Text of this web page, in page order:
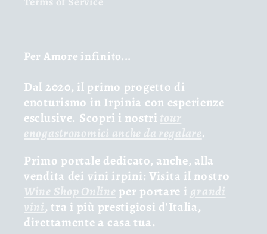
Per Amore infinito...
Dal 2020, il primo progetto di
enoturismo in Irpinia con esperienze
esclusive. Scopri i nostri tour
enogastronomici anche da regalare.
Primo portale dedicato, anche, alla
vendita dei vini irpini: Visita il nostro
Wine Shop Online per portare i grandi
vini, tra i più prestigiosi d'Italia,
direttamente a casa tua.